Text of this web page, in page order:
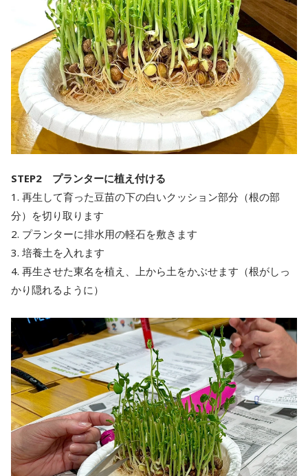
STEP2 プランターに植え付ける
1. 再生して育った豆苗の下の白いクッション部分（根の部
分）を切り取ります
2. プランターに排水用の軽石を敷きます
3. 培養土を入れます
4. 再生させた東名を植え、上から土をかぶせます（根がしっ
かり隠れるように）